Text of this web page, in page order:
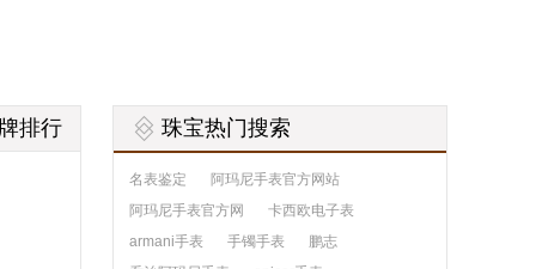
排行 珠宝热门搜索
名表鉴定
阿玛尼手表官方网站
阿玛尼手表官方网
卡西欧电子表
armani手表
手镯手表
鹏志